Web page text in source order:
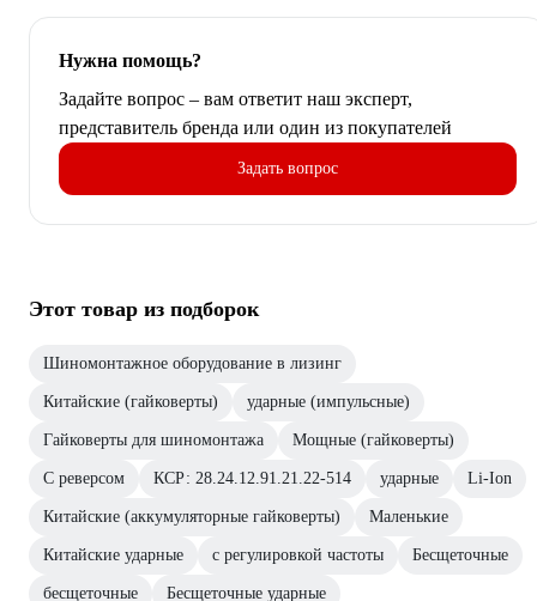
Нужна помощь?
Задайте вопрос – вам ответит наш эксперт,
представитель бренда или один из покупателей
Задать вопрос
Этот товар из подборок
Шиномонтажное оборудование в лизинг
Китайские (гайковерты) ударные (импульсные)
Гайковерты для шиномонтажа Мощные (гайковерты)
С реверсом КСР: 28.24.12.91.21.22-514 ударные Li-Ion
Китайские (аккумуляторные гайковерты) Маленькие
Китайские ударные с регулировкой частоты Бесщеточные
бесщеточные Бесщеточные ударные